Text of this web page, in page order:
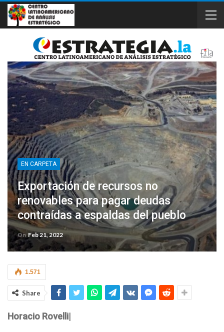
EN CARPETA
Exportación de recursos no
renovables para pagar deudas
contraídas a espaldas del pueblo
OnFeb 21, 2022
1.571
Share
Horacio Rovelli|